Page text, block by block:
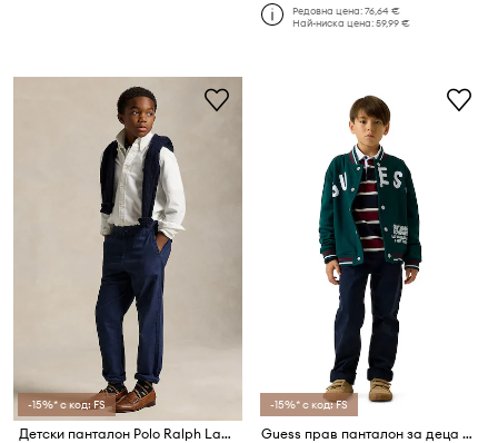
Редовна цена:76,64 €
Най-ниска цена:59,99 €
-15%* с код: FS
Детски панталон Polo Ralph Lauren
-15%* с код: FS
Guess прав панталон за деца от памук с еластан